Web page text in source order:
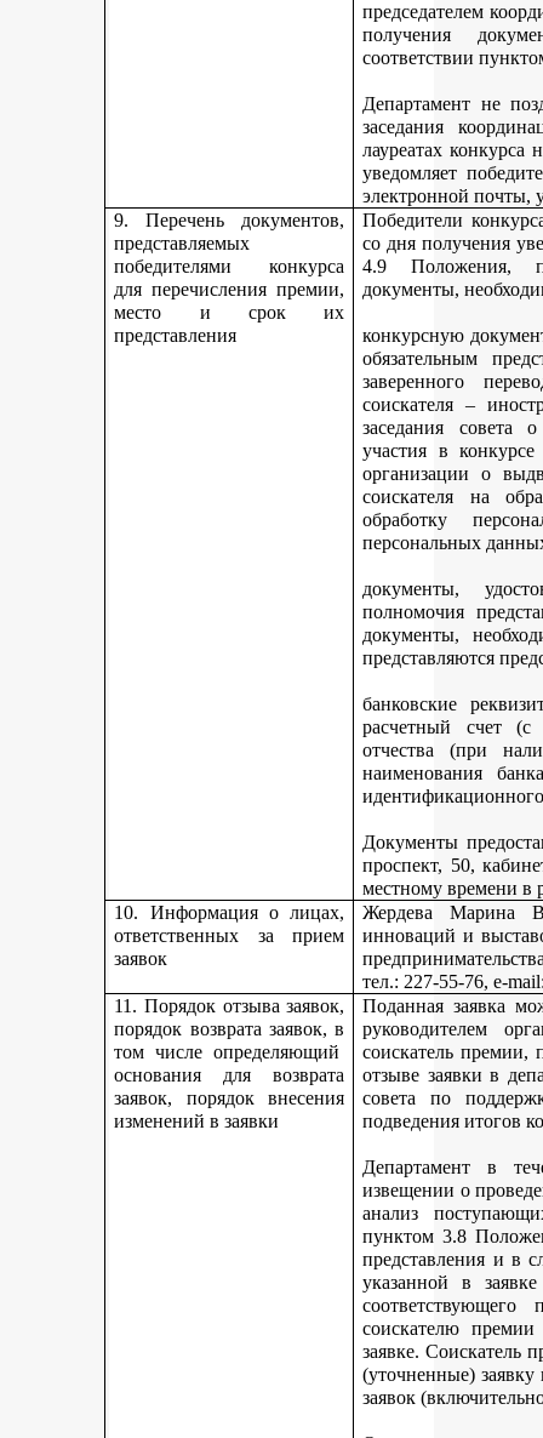
председателем
получения
соответствии
Департамент не
заседания
лауреатах
уведомляет
электронной почты,
9. Перечень документов,
представляемых
победителями конкурса
для перечисления премии,
место и срок их
представления
Победители
со дня получения
4.9 Положения,
документы,
конкурсную
обязательным
заверенного
соискателя –
заседания совета
участия в
организации о
соискателя на
обработку
персональных
документы,
полномочия
документы,
представляются
банковские
расчетный счет (с
отчества (при
наименования
Документы
проспект, 50,
местному времени в
10. Информация о лицах,
ответственных за прием
заявок
Жердева Марина
инноваций и
тел.: 227-55-76, e-
11. Порядок отзыва заявок,
порядок возврата заявок, в
том числе определяющий
основания для возврата
заявок, порядок внесения
изменений в заявки
Поданная заявка
руководителем
соискатель премии,
отзыве заявки в
совета по
подведения итогов
Департамент в
извещении о
анализ
пунктом 3.8
представления и в
указанной в
соответствующего
соискателю
заявке. Соискатель
(уточненные)
заявок